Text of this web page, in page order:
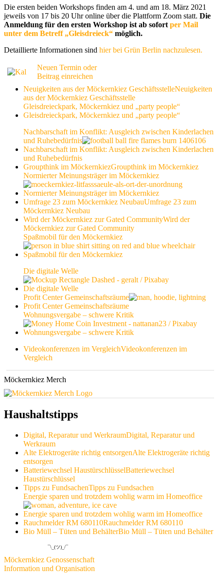
Die ersten beiden Workshops finden am 4. und am 18. März 2021
jeweils von 17 bis 20 Uhr online über die Plattform Zoom statt. Die
Anmeldung für den ersten Workshop ist ab sofort per Mail
unter dem Betreff „Gleisdreieck“ möglich.
Detaillierte Informationen sind hier bei Grün Berlin nachzulesen.
Neuen Termin oder
Beitrag einreichen
Neuigkeiten aus der Möckernkiez GeschäftsstelleNeuigkeiten
aus der Möckernkiez Geschäftsstelle
Gleisdreieckpark, Möckernkiez und „party people“
Gleisdreieckpark, Möckernkiez und „party people“
Nachbarschaft im Konflikt: Ausgleich zwischen Kinderlachen
und Ruhebedürfnis
Nachbarschaft im Konflikt: Ausgleich zwischen Kinderlachen
und Ruhebedürfnis
Groupthink im MöckernkiezGroupthink im Möckernkiez
Normierter Meinungsträger im Möckernkiez
Normierter Meinungsträger im Möckernkiez
Umfrage 23 zum Möckernkiez NeubauUmfrage 23 zum
Möckernkiez Neubau
Wird der Möckernkiez zur Gated CommunityWird der
Möckernkiez zur Gated Community
Spaßmobil für den Möckernkiez
Spaßmobil für den Möckernkiez
Die digitale Welle
Die digitale Welle
Profit Center Gemeinschaftsräume
Profit Center Gemeinschaftsräume
Wohnungsvergabe – schwere Kritik
Wohnungsvergabe – schwere Kritik
Videokonferenzen im VergleichVideokonferenzen im
Vergleich
Möckernkiez Merch
Haushaltstipps
Digital, Reparatur und WerkraumDigital, Reparatur und
Werkraum
Alte Elektrogeräte richtig entsorgenAlte Elektrogeräte richtig
entsorgen
Batteriewechsel HaustürschlüsselBatteriewechsel
Haustürschlüssel
Tipps zu FundsachenTipps zu Fundsachen
Energie sparen und trotzdem wohlig warm im Homeoffice
Energie sparen und trotzdem wohlig warm im Homeoffice
Rauchmelder RM 680110Rauchmelder RM 680110
Bio Müll – Tüten und BehälterBio Müll – Tüten und Behälter
¯\_(ツ)_/¯
Möckernkiez Genossenschaft
Information und Organisation